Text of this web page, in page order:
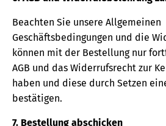
Beachten Sie unsere Allgemeinen
Geschäftsbedingungen und die
können mit der Bestellung nur
AGB und das Widerrufsrecht zur
haben und diese durch Setzen
bestätigen.
7. Bestellung abschicken